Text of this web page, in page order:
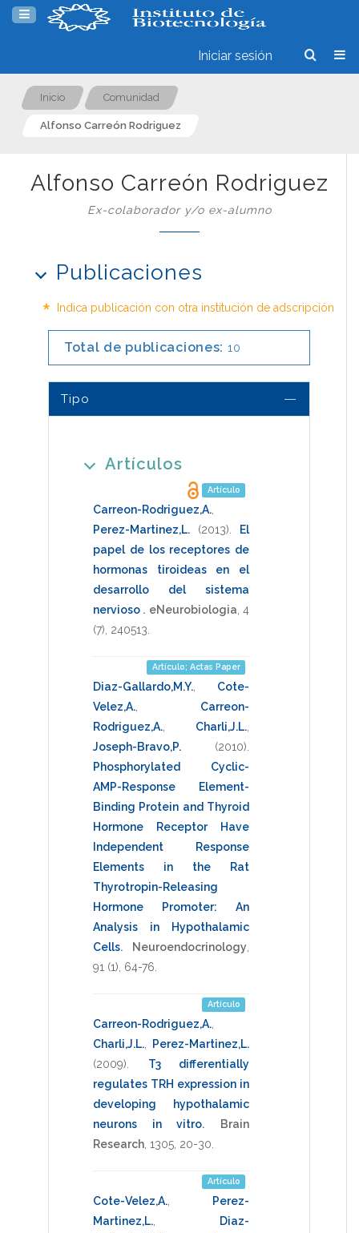
Iniciar sesión
Inicio Comunidad
Alfonso Carreón Rodriguez
Alfonso Carreón Rodriguez
Ex-colaborador y/o ex-alumno
Publicaciones
* Indica publicación con otra institución de adscripción
Total de publicaciones: 10
Tipo
Artículos
Artículo
Carreon-Rodriguez,A.
Perez-Martinez,L.
(2013)
El
papel de los receptores de
hormonas tiroideas en el
desarrollo del sistema
nervioso . eNeurobiologia ,4
(7), 240513
Artículo; Actas Paper
Diaz-Gallardo,M.Y.
Cote-
Velez,A.
Carreon-
Rodriguez,A.
Charli,J.L.
Joseph-Bravo,P.
(2010)
Phosphorylated Cyclic-
AMP-Response Element-
Binding Protein and Thyroid
Hormone Receptor Have
Independent Response
Elements in the Rat
Thyrotropin-Releasing
Hormone Promoter: An
Analysis in Hypothalamic
Cells. Neuroendocrinology
91 (1), 64-76
Artículo
Carreon-Rodriguez,A.
Charli,J.L.
Perez-Martinez,L.
(2009)
T3 differentially
regulates TRH expression in
developing hypothalamic
neurons in vitro.
Brain
Research 1305 20-30
Artículo
Cote-Velez,A.
Perez-
Martinez,L.
Diaz-